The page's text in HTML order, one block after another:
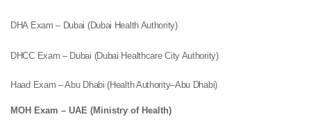
(DHA Exam – Dubai (Dubai Health Authority
(DHCC Exam – Dubai (Dubai Healthcare City Authority
(Haad Exam – Abu Dhabi (Health Authority–Abu Dhabi
(MOH Exam – UAE (Ministry of Health